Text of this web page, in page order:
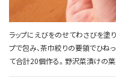
ラップにえびをのせてわさびを塗り
プで包み、茶巾絞りの要領でひね
て合計20個作る。野沢菜漬けの